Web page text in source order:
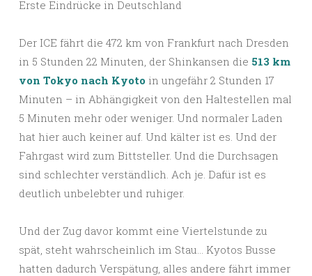
Erste Eindrücke in Deutschland
Der ICE fährt die 472 km von Frankfurt nach Dresden
in 5 Stunden 22 Minuten, der Shinkansen die 513 km
von Tokyo nach Kyoto in ungefähr 2 Stunden 17
Minuten – in Abhängigkeit von den Haltestellen mal
5 Minuten mehr oder weniger. Und normaler Laden
hat hier auch keiner auf. Und kälter ist es. Und der
Fahrgast wird zum Bittsteller. Und die Durchsagen
sind schlechter verständlich. Ach je. Dafür ist es
deutlich unbelebter und ruhiger.
Und der Zug davor kommt eine Viertelstunde zu
spät, steht wahrscheinlich im Stau… Kyotos Busse
hatten dadurch Verspätung, alles andere fährt immer